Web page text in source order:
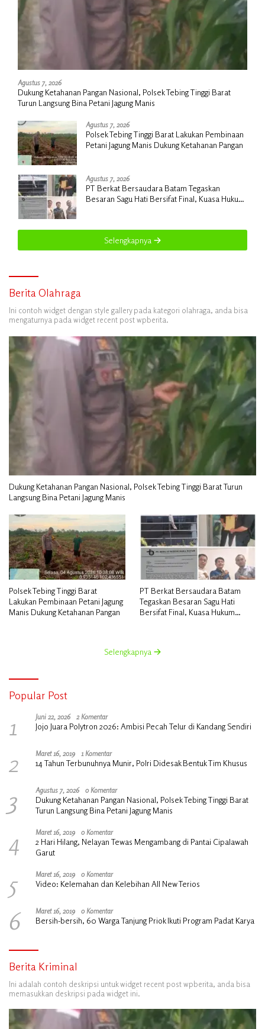
Agustus 7, 2026
Dukung Ketahanan Pangan Nasional, Polsek Tebing Tinggi Barat
Turun Langsung Bina Petani Jagung Manis
Agustus 7, 2026
Polsek Tebing Tinggi Barat Lakukan Pembinaan
Petani Jagung Manis Dukung Ketahanan Pangan
Agustus 7, 2026
PT Berkat Bersaudara Batam Tegaskan
Besaran Sagu Hati Bersifat Final, Kuasa Hukum
Selengkapnya
Berita Olahraga
Ini contoh widget dengan style gallery pada kategori olahraga, anda bisa
mengaturnya pada widget recent post wpberita.
Dukung Ketahanan Pangan Nasional, Polsek Tebing Tinggi Barat Turun
Langsung Bina Petani Jagung Manis
Polsek Tebing Tinggi Barat
Lakukan Pembinaan Petani Jagung
Manis Dukung Ketahanan Pangan
PT Berkat Bersaudara Batam
Tegaskan Besaran Sagu Hati
Bersifat Final, Kuasa Hukum
Selengkapnya
Popular Post
1 Juni 22, 2026 2 Komentar
Jojo Juara Polytron 2026: Ambisi Pecah Telur di Kandang Sendiri
2 Maret 16, 2019 1 Komentar
14 Tahun Terbunuhnya Munir, Polri Didesak Bentuk Tim Khusus
3 Agustus 7, 2026 0 Komentar
Dukung Ketahanan Pangan Nasional, Polsek Tebing Tinggi Barat
Turun Langsung Bina Petani Jagung Manis
4 Maret 16, 2019 0 Komentar
2 Hari Hilang, Nelayan Tewas Mengambang di Pantai Cipalawah
Garut
5 Maret 16, 2019 0 Komentar
Video: Kelemahan dan Kelebihan All New Terios
6 Maret 16, 2019 0 Komentar
Bersih-bersih, 60 Warga Tanjung Priok Ikuti Program Padat Karya
Berita Kriminal
Ini adalah contoh deskripsi untuk widget recent post wpberita, anda bisa
memasukkan deskripsi pada widget ini.